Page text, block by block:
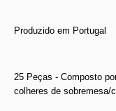
Produzido em Portugal
25 Peças - Composto
colheres de sobremesa/